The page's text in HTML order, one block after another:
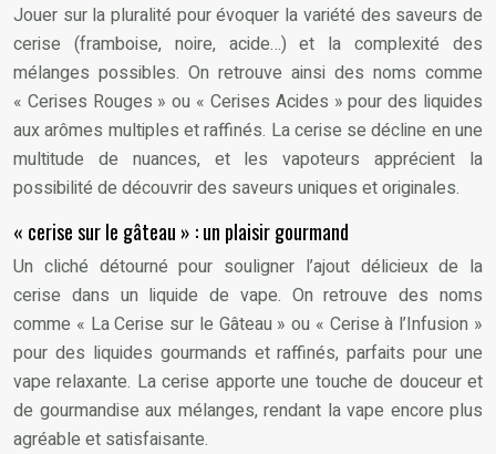
Jouer sur la pluralité pour évoquer la variété des saveurs de
cerise (framboise, noire, acide…) et la complexité des
mélanges possibles. On retrouve ainsi des noms comme
« Cerises Rouges » ou « Cerises Acides » pour des liquides
aux arômes multiples et raffinés. La cerise se décline en une
multitude de nuances, et les vapoteurs apprécient la
possibilité de découvrir des saveurs uniques et originales.
« cerise sur le gâteau » : un plaisir gourmand
Un cliché détourné pour souligner l’ajout délicieux de la
cerise dans un liquide de vape. On retrouve des noms
comme « La Cerise sur le Gâteau » ou « Cerise à l’Infusion »
pour des liquides gourmands et raffinés, parfaits pour une
vape relaxante. La cerise apporte une touche de douceur et
de gourmandise aux mélanges, rendant la vape encore plus
agréable et satisfaisante.